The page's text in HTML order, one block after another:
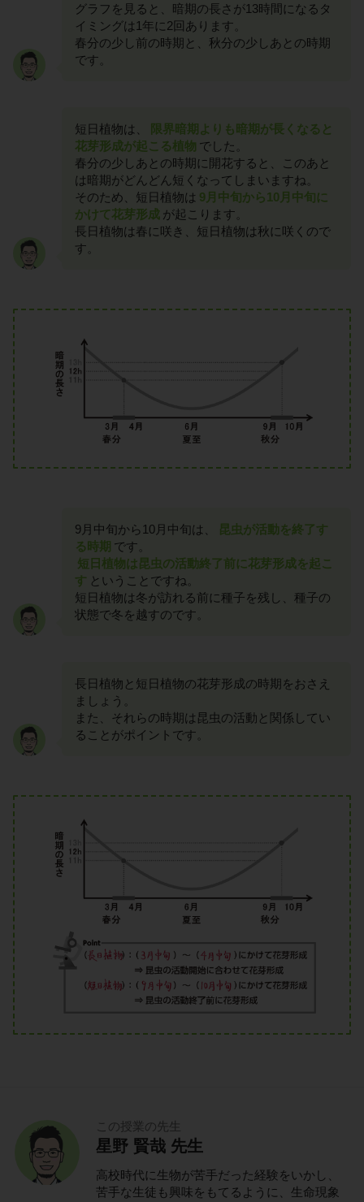
グラフを見ると、暗期の長さが13時間になるタ
イミングは1年に2回あります。
春分の少し前の時期と、秋分の少しあとの時期
です。
短日植物は、
限界暗期よりも暗期が長くなると
花芽形成が起こる植物 でした。
春分の少しあとの時期に開花すると、このあと
は暗期がどんどん短くなってしまいますね。
そのため、短日植物は 9月中旬から10月中旬に
かけて花芽形成 が起こります。
長日植物は春に咲き、短日植物は秋に咲くので
す。
9月中旬から10月中旬は、
昆虫が活動を終了す
る時期 です。
短日植物は昆虫の活動終了前に花芽形成を起こ
す ということですね。
短日植物は冬が訪れる前に種子を残し、種子の
状態で冬を越すのです。
長日植物と短日植物の花芽形成の時期をおさえ
ましょう。
また、それらの時期は昆虫の活動と関係してい
ることがポイントです。
この授業の先生
星野 賢哉 先生
高校時代に生物が苦手だった経験をいかし、
苦手な生徒も興味をもてるように、生命現象